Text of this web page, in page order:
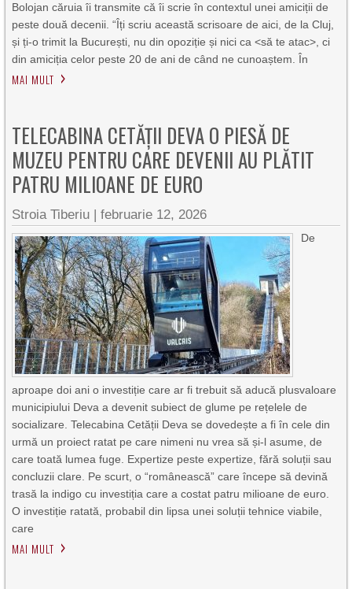
Bolojan căruia îi transmite că îi scrie în contextul unei amiciții de
peste două decenii. “Îți scriu această scrisoare de aici, de la Cluj,
și ți-o trimit la București, nu din opoziție și nici ca <să te atac>, ci
din amiciția celor peste 20 de ani de când ne cunoaștem. În
MAI MULT
TELECABINA CETĂȚII DEVA O PIESĂ DE
MUZEU PENTRU CARE DEVENII AU PLĂTIT
PATRU MILIOANE DE EURO
Stroia Tiberiu |februarie 12, 2026
De
aproape doi ani o investiție care ar fi trebuit să aducă plusvaloare
municipiului Deva a devenit subiect de glume pe rețelele de
socializare. Telecabina Cetății Deva se dovedește a fi în cele din
urmă un proiect ratat pe care nimeni nu vrea să și-l asume, de
care toată lumea fuge. Expertize peste expertize, fără soluții sau
concluzii clare. Pe scurt, o “românească” care începe să devină
trasă la indigo cu investiția care a costat patru milioane de euro.
O investiție ratată, probabil din lipsa unei soluții tehnice viabile,
care
MAI MULT